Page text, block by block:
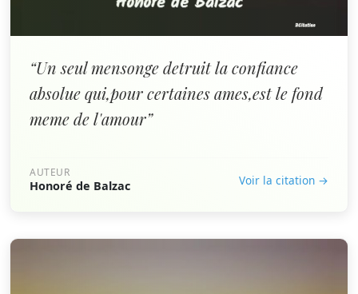
“Un seul mensonge detruit la confiance
absolue qui,pour certaines ames,est le fond
meme de l'amour”
AUTEUR
Honoré de Balzac Voir la citation →